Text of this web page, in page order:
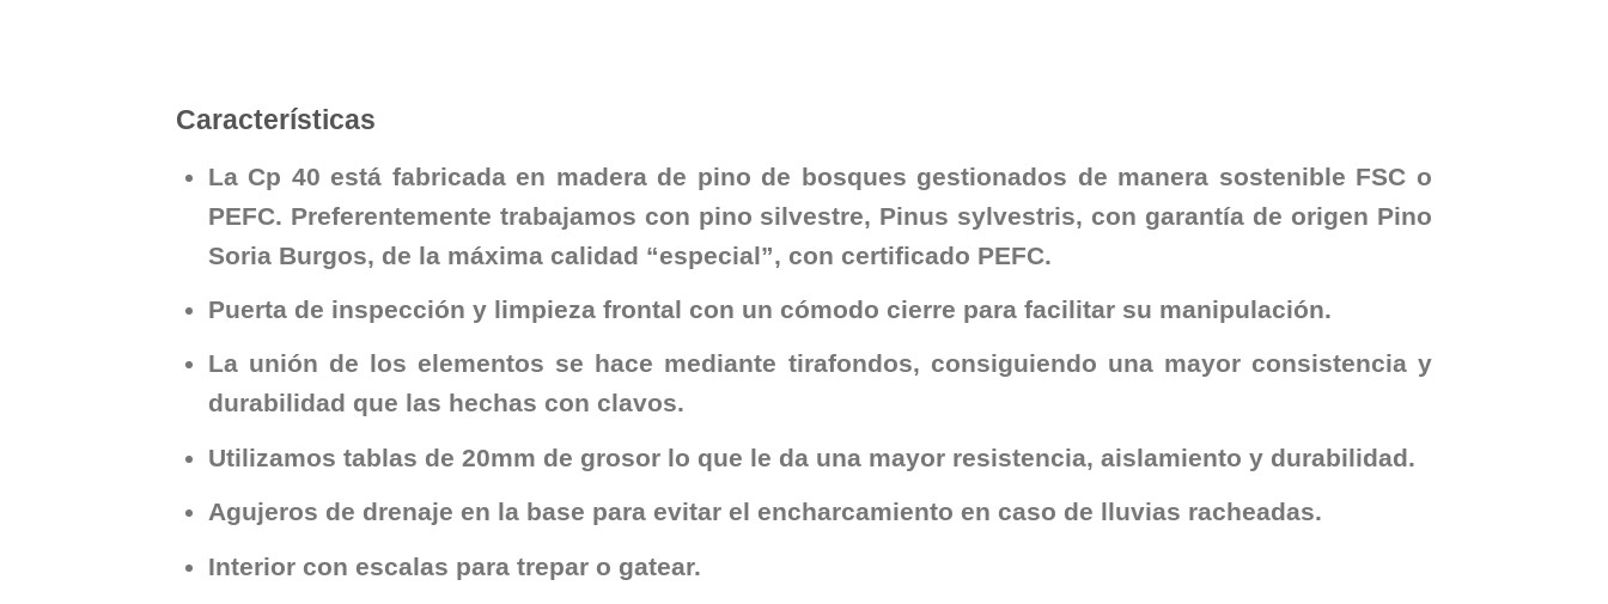
Características
La Cp 40 está fabricada en madera de pino de bosques gestionados de manera sostenible FSC o
PEFC. Preferentemente trabajamos con pino silvestre, Pinus sylvestris, con garantía de origen Pino
Soria Burgos, de la máxima calidad “especial”, con certificado PEFC.
Puerta de inspección y limpieza frontal con un cómodo cierre para facilitar su manipulación.
La unión de los elementos se hace mediante tirafondos, consiguiendo una mayor consistencia y
durabilidad que las hechas con clavos.
Utilizamos tablas de 20mm de grosor lo que le da una mayor resistencia, aislamiento y durabilidad.
Agujeros de drenaje en la base para evitar el encharcamiento en caso de lluvias racheadas.
Interior con escalas para trepar o gatear.